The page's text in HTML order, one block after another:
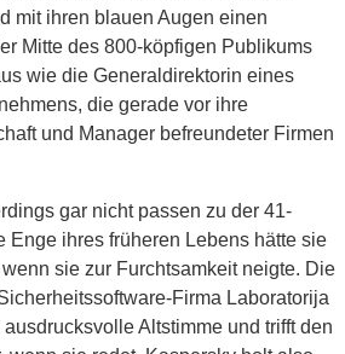
mit ihren blauen Augen einen
Mitte des 800-köpfigen Publikums
wie die Generaldirektorin eines
die gerade vor ihre
und Manager befreundeter Firmen
gar nicht passen zu der 41-
Enge ihres früheren Lebens hätte sie
sie zur Furchtsamkeit neigte. Die
Firma Laboratorija
Altstimme und trifft den